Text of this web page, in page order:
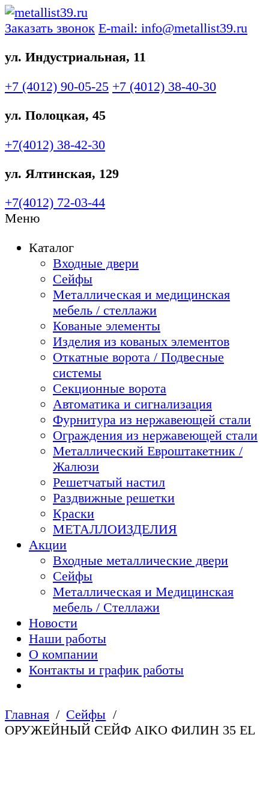
Заказать звонок E-mail: info@metallist39.ru
ул. Индустриальная, 11
+7 (4012) 90-05-25 +7 (4012) 38-40-30
ул. Полоцкая, 45
+7(4012) 38-42-30
ул. Ялтинская, 129
+7(4012) 72-03-44
Меню
Каталог
Входные двери
Сейфы
Металлическая и медицинская
мебель / стеллажи
Кованые элементы
Изделия из кованых элементов
Откатные ворота / Подвесные
системы
Секционные ворота
Автоматика и сигнализация
Фурнитура из нержавеющей стали
Ограждения из нержавеющей стали
Металлический Евроштакетник /
Жалюзи
Решетчатый настил
Раздвижные решетки
Краски
МЕТАЛЛОИЗДЕЛИЯ
Акции
Входные металлические двери
Сейфы
Металлическая и Медицинская
мебель / Стеллажи
Новости
Наши работы
О компании
Контакты и график работы
Главная
Сейфы
ОРУЖЕЙНЫЙ СЕЙФ AIKO ФИЛИН 35 EL